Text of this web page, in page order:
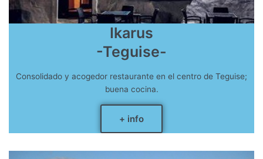
Ikarus
-Teguise-
Consolidado y acogedor restaurante en el centro de Teguise;
buena cocina.
+ info